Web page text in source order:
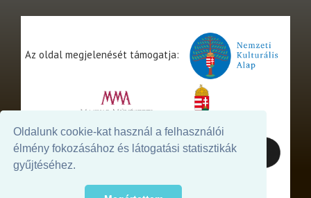
Oldalunk cookie-kat használ a felhasználói
élmény fokozásához és látogatási statisztikák
gyűjtéséhez.
Az oldal megjelenését támogatja: